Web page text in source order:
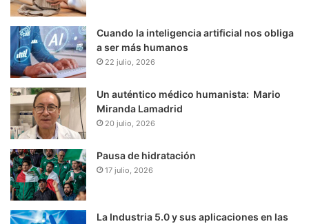
Cuando la inteligencia artificial nos obliga
a ser más humanos
22 julio, 2026
Un auténtico médico humanista: Mario
Miranda Lamadrid
20 julio, 2026
Pausa de hidratación
17 julio, 2026
La Industria 5.0 y sus aplicaciones en las